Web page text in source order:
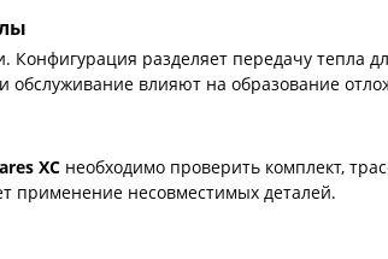
разделяет передачу тепла
влияют на образование
XC необходимо проверить комплект,
применение несовместимых деталей.